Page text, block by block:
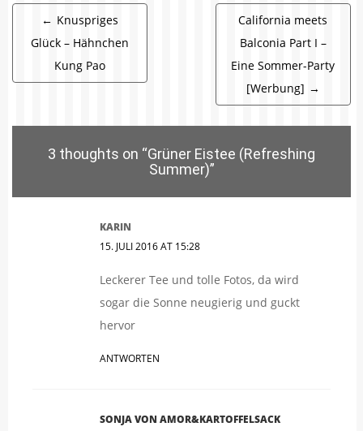
Beitragsnavigation
← Knuspriges
Glück – Hähnchen
Kung Pao
California meets
Balconia Part I –
Eine Sommer-Party
[Werbung] →
3 thoughts on “Grüner Eistee (Refreshing
Summer)”
KARIN
15. JULI 2016 AT 15:28
Leckerer Tee und tolle Fotos, da wird
sogar die Sonne neugierig und guckt
hervor
ANTWORTEN
SONJA VON AMOR&KARTOFFELSACK